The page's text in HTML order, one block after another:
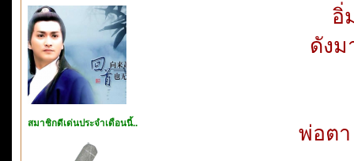
สมาชิกดีเด่นประจำเดือนนี้..
อิ่
ดังม
พ่อต